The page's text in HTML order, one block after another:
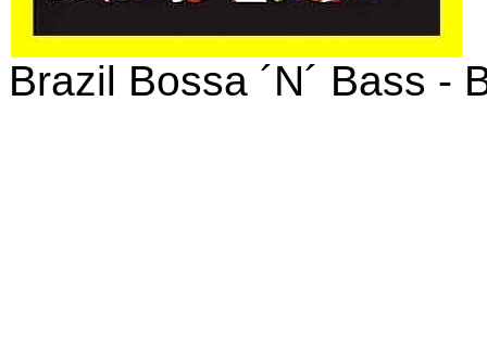
Brazil Bossa ´N´ Bass -